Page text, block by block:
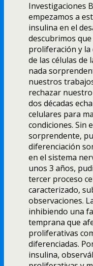
Investigaciones
empezamos a
insulina en el
descubrimos
proliferación y
de las células de
nada
nuestros
rechazar
dos décadas
celulares para
condiciones. Sin
sorprendente,
diferenciación
en el sistema
unos 3 años,
tercer proceso
caracterizado,
observaciones.
inhibiendo una
temprana que
proliferativas
diferenciadas.
insulina,